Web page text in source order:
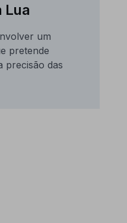
Lua
um
pretende
precisão das